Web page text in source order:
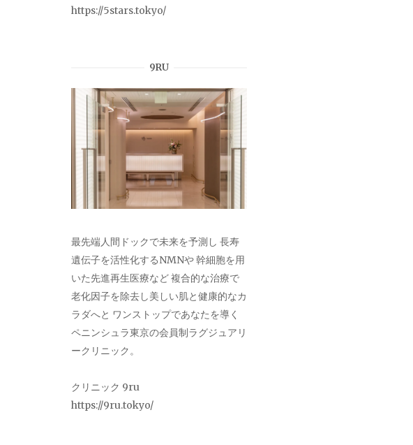
https://5stars.tokyo/
9RU
最先端人間ドックで未来を予測し 長寿
遺伝子を活性化するNMNや 幹細胞を用
いた先進再生医療など 複合的な治療で
老化因子を除去し美しい肌と健康的なカ
ラダへと ワンストップであなたを導く
ペニンシュラ東京の会員制ラグジュアリ
ークリニック。
クリニック 9ru
https://9ru.tokyo/